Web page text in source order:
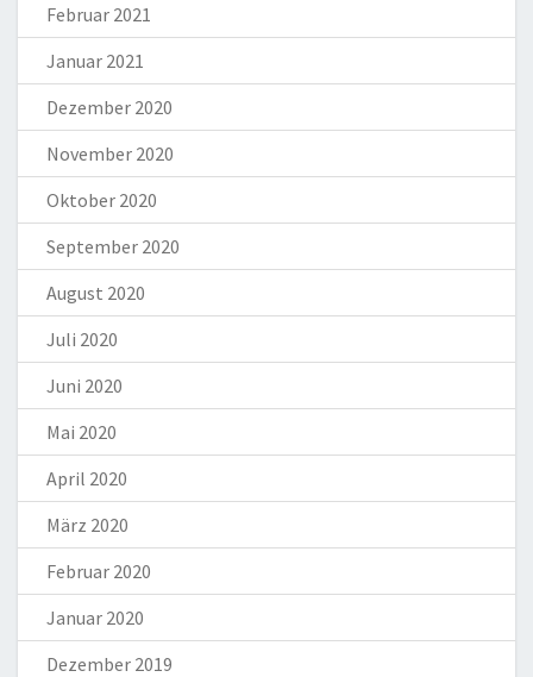
Februar 2021
Januar 2021
Dezember 2020
November 2020
Oktober 2020
September 2020
August 2020
Juli 2020
Juni 2020
Mai 2020
April 2020
März 2020
Februar 2020
Januar 2020
Dezember 2019